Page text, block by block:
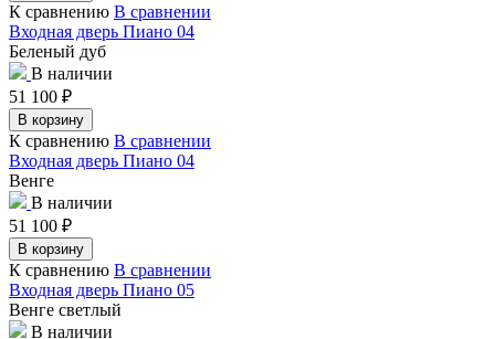
К сравнению В сравнении
Входная дверь Пиано 04
Беленый дуб
В наличии
51 100 ₽
В корзину
К сравнению В сравнении
Входная дверь Пиано 04
Венге
В наличии
51 100 ₽
В корзину
К сравнению В сравнении
Входная дверь Пиано 05
Венге светлый
В наличии